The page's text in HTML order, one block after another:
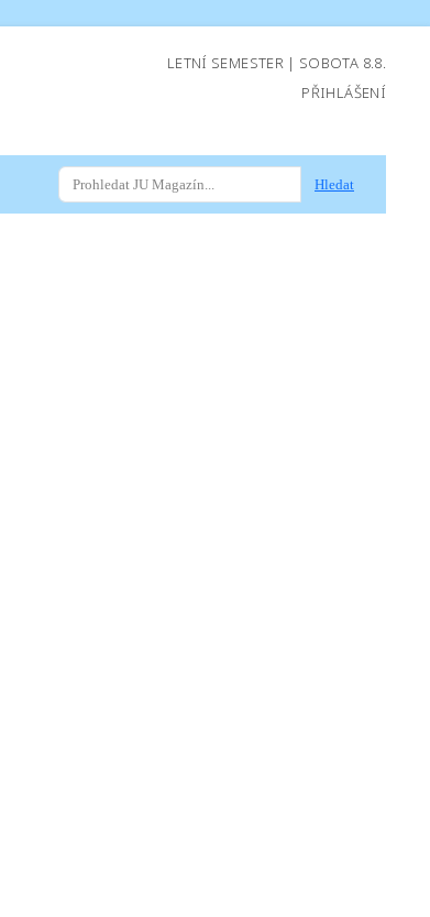
LETNÍ SEMESTER | SOBOTA 8.8.
PŘIHLÁŠENÍ
Hledat